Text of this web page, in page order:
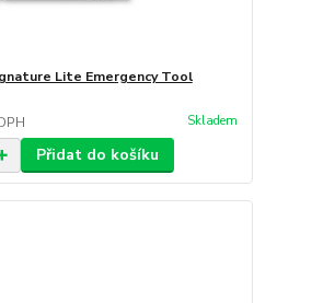
Lite Emergency Tool
Skladem
Přidat do košíku